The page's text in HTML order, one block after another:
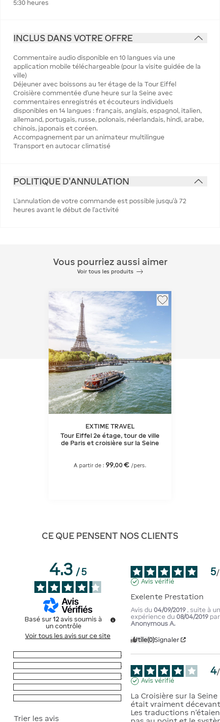
5:30 heures
INCLUS DANS VOTRE OFFRE
Commentaire audio disponible en 10 langues via une
application mobile téléchargeable (pour la visite guidée de la
ville)
Déjeuner avec boissons au 1er étage de la Tour Eiffel
Croisière commentée d'une heure sur la Seine avec
commentaires enregistrés et écouteurs individuels
disponibles en 14 langues : français, anglais, espagnol, italien,
allemand, portugais, russe, polonais, néerlandais, hindi, arabe,
chinois, japonais et coréen.
Accompagnement par un animateur multilingue
Transport en autocar climatisé
POLITIQUE D'ANNULATION
L’annulation de votre commande est possible jusqu’à 72
heures avant le début de l’activité
Vous pourriez aussi aimer
Voir tous les produits
EXTIME TRAVEL
Tour Eiffel 2e étage, tour de ville
de Paris et croisière sur la Seine
A partir de : 99,00 € /pers.
CE QUE PENSENT NOS CLIENTS
4.3/5
Basé sur 12 avis soumis à
un contrôle
Voir tous les avis sur ce site
5
5
2
Trier les avis
5/
Avis vérifié
Exelente Prestation
Avis du04/09/2019 , suite à
expérience du08/04/2019 par
Anonymous A.
Utile(0)Signaler
4/
Avis vérifié
La Croisière sur la Seine
était vraiment
Les traductions